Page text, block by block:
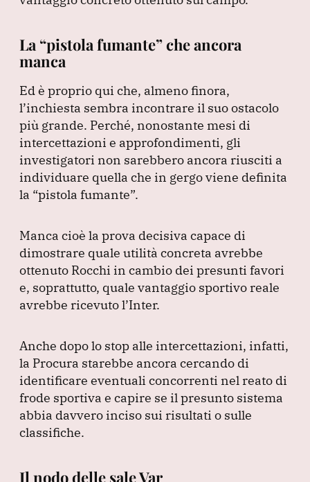
La “pistola fumante” che ancora
manca
Ed è proprio qui che, almeno finora,
l’inchiesta sembra incontrare il suo ostacolo
più grande. Perché, nonostante mesi di
intercettazioni e approfondimenti, gli
investigatori non sarebbero ancora riusciti a
individuare quella che in gergo viene definita
la “pistola fumante”.
Manca cioè la prova decisiva capace di
dimostrare quale utilità concreta avrebbe
ottenuto Rocchi in cambio dei presunti favori
e, soprattutto, quale vantaggio sportivo reale
avrebbe ricevuto l’Inter.
Anche dopo lo stop alle intercettazioni, infatti,
la Procura starebbe ancora cercando di
identificare eventuali concorrenti nel reato di
frode sportiva e capire se il presunto sistema
abbia davvero inciso sui risultati o sulle
classifiche.
Il nodo delle sale Var